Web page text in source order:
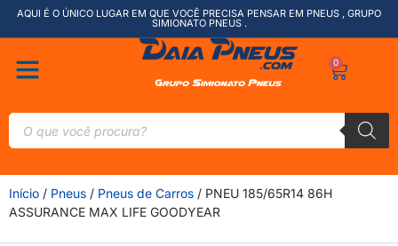
AQUI É O ÚNICO LUGAR EM QUE VOCÊ PRECISA PENSAR EM PNEUS , GRUPO
SIMIONATO PNEUS .
0
Início / Pneus / Pneus de Carros / PNEU 185/65R14 86H
ASSURANCE MAX LIFE GOODYEAR